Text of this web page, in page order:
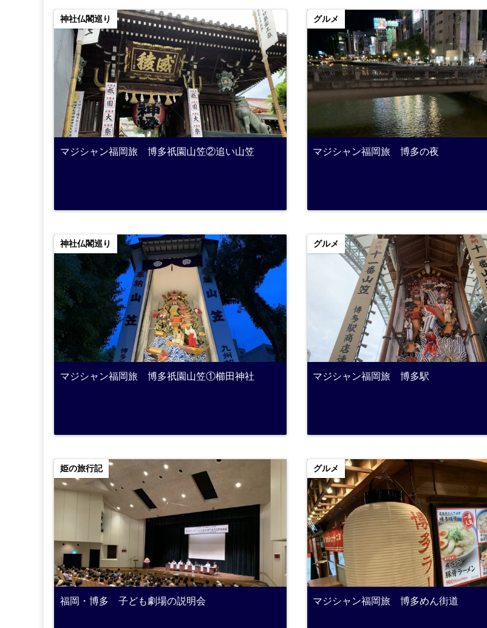
神社仏閣巡り
マジシャン福岡旅 博多祇園山笠②追い山笠
グルメ
マジシャン福岡旅 博多の夜
神社仏閣巡り
マジシャン福岡旅 博多祇園山笠①櫛田神社
グルメ
マジシャン福岡旅 博多駅
姫の旅行記
福岡・博多 子ども劇場の説明会
グルメ
マジシャン福岡旅 博多めん街道